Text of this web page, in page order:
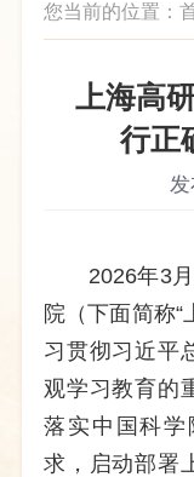
您当前的位置：
上海高
行正
发
2026年3
院（下面简称“
习贯彻习近平
观学习教育的
落实中国科
求，启动部署